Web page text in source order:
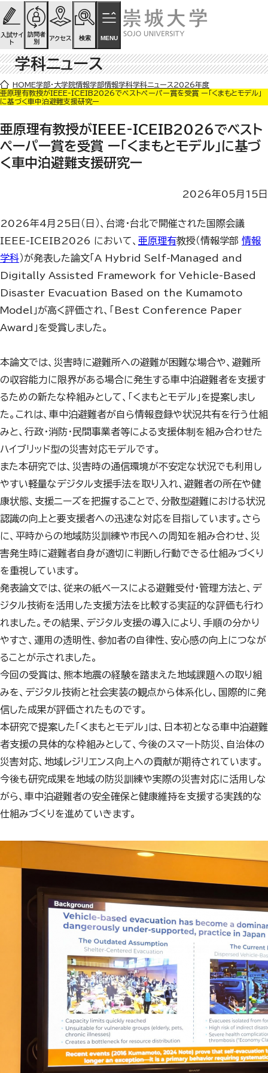
ページの先頭です
ページ内を移動するためのリンク
本文(c)へ
入試サイ
ト
訪問者
別
アクセス 検索 MENU
ここから本文です。
学科ニュース
HOME学部・大学院情報学部情報学科学科ニュース 2026年度
亜原理有教授がIEEE-ICEIB2026でベストペーパー賞を受賞 ー「くまもとモデル」
に基づく車中泊避難支援研究ー
亜原理有教授がIEEE-ICEIB2026でベスト
ペーパー賞を受賞 ー「くまもとモデル」に基づ
く車中泊避難支援研究ー
2026年05月15日
2026年4月25日（日）、台湾・台北で開催された国際会議
IEEE-ICEIB2026 において、 亜原理有教授（情報学部 情報
学科）が発表した論文「A Hybrid Self-Managed and
Digitally Assisted Framework for Vehicle-Based
Disaster Evacuation Based on the Kumamoto
Model」が高く評価され、「Best Conference Paper
Award」を受賞しました。
本論文では、災害時に避難所への避難が困難な場合や、避難所
の収容能力に限界がある場合に発生する車中泊避難者を支援す
るための新たな枠組みとして、「くまもとモデル」を提案しまし
た。これは、車中泊避難者が自ら情報登録や状況共有を行う仕組
みと、行政・消防・民間事業者等による支援体制を組み合わせた
ハイブリッド型の災害対応モデルです。
また本研究では、災害時の通信環境が不安定な状況でも利用し
やすい軽量なデジタル支援手法を取り入れ、避難者の所在や健
康状態、支援ニーズを把握することで、分散型避難における状況
認識の向上と要支援者への迅速な対応を目指しています。さら
に、平時からの地域防災訓練や市民への周知を組み合わせ、災
害発生時に避難者自身が適切に判断し行動できる仕組みづくり
を重視しています。
発表論文では、従来の紙ベースによる避難受付・管理方法と、デ
ジタル技術を活用した支援方法を比較する実証的な評価も行わ
れました。その結果、デジタル支援の導入により、手順の分かり
やすさ、運用の透明性、参加者の自律性、安心感の向上につなが
ることが示されました。
今回の受賞は、熊本地震の経験を踏まえた地域課題への取り組
みを、デジタル技術と社会実装の観点から体系化し、国際的に発
信した成果が評価されたものです。
本研究で提案した「くまもとモデル」は、日本初となる車中泊避難
者支援の具体的な枠組みとして、今後のスマート防災、自治体の
災害対応、地域レジリエンス向上への貢献が期待されています。
今後も研究成果を地域の防災訓練や実際の災害対応に活用しな
がら、車中泊避難者の安全確保と健康維持を支援する実践的な
仕組みづくりを進めていきます。